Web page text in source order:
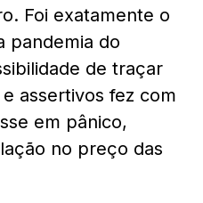
Foi exatamente o
pandemia do
de traçar
assertivos fez com
em pânico,
no preço das